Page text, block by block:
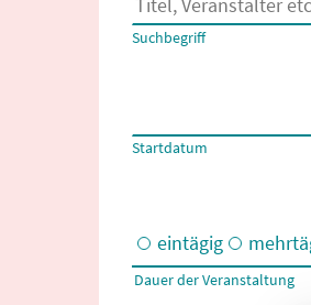
Es erscheinen
Suchbegriff
Startdatum
Eintägige und/oder
eintägig
Dauer der Veranstaltung